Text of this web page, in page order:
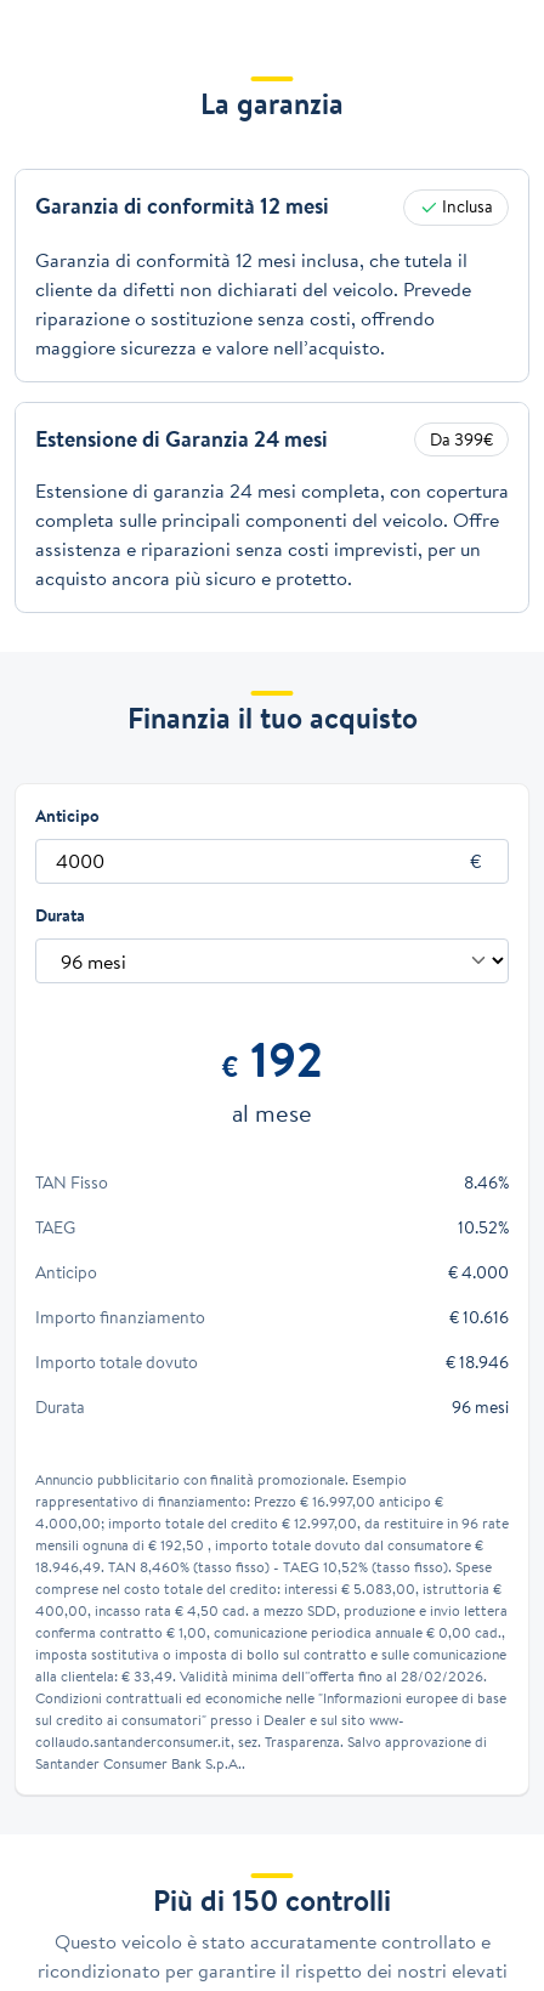
La garanzia
Garanzia di conformità 12 mesi Inclusa
Garanzia di conformità 12 mesi inclusa, che tutela il
cliente da difetti non dichiarati del veicolo. Prevede
riparazione o sostituzione senza costi, offrendo
maggiore sicurezza e valore nell’acquisto.
Estensione di Garanzia 24 mesi Da 399€
Estensione di garanzia 24 mesi completa, con copertura
completa sulle principali componenti del veicolo. Offre
assistenza e riparazioni senza costi imprevisti, per un
acquisto ancora più sicuro e protetto.
Finanzia il tuo acquisto
Anticipo
Durata
€ 192
al mese
TAN Fisso
8.46%
TAEG
10.52%
Anticipo
€ 4.000
Importo finanziamento
€ 10.616
Importo totale dovuto
€ 18.946
Durata
96 mesi
Annuncio pubblicitario con finalità promozionale. Esempio
rappresentativo di finanziamento: Prezzo € 16.997,00 anticipo €
4.000,00; importo totale del credito € 12.997,00, da restituire in 96 rate
mensili ognuna di € 192,50 , importo totale dovuto dal consumatore €
18.946,49. TAN 8,460% (tasso fisso) - TAEG 10,52% (tasso fisso). Spese
comprese nel costo totale del credito: interessi € 5.083,00, istruttoria €
400,00, incasso rata € 4,50 cad. a mezzo SDD, produzione e invio lettera
conferma contratto € 1,00, comunicazione periodica annuale € 0,00 cad.,
imposta sostitutiva o imposta di bollo sul contratto e sulle comunicazione
alla clientela: € 33,49. Validità minima dell''offerta fino al 28/02/2026.
Condizioni contrattuali ed economiche nelle "Informazioni europee di base
sul credito ai consumatori" presso i Dealer e sul sito www-
collaudo.santanderconsumer.it, sez. Trasparenza. Salvo approvazione di
Santander Consumer Bank S.p.A..
Più di 150 controlli
Questo veicolo è stato accuratamente controllato e
ricondizionato per garantire il rispetto dei nostri elevati